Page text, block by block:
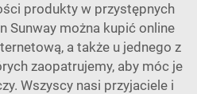
produkty w przystępnych
Sunway można kupić online
a także u jednego z
zaopatrujemy, aby móc je
Wszyscy nasi przyjaciele i